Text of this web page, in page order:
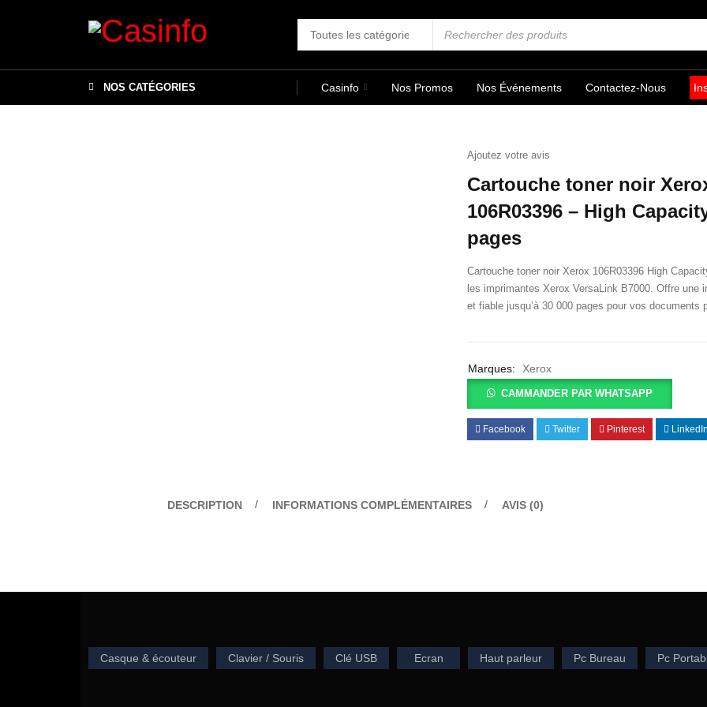
NOS CATÉGORIES Casinfo Nos Promos Nos Événements Contactez-Nous
Ajoutez votre avis
Cartouche toner noir
106R03396 – High
pages
Cartouche toner noir Xerox 106R03396 High
les imprimantes Xerox VersaLink B7000. Offre une
et fiable jusqu’à 30 000 pages pour vos documents
Marques: Xerox
CAMMANDER PAR WHATSAPP
Facebook Twitter Pinterest
DESCRIPTION INFORMATIONS COMPLÉMENTAIRES AVIS (0)
Casque & écouteur Clavier / Souris Clé USB Ecran Haut parleur Pc Bureau Pc